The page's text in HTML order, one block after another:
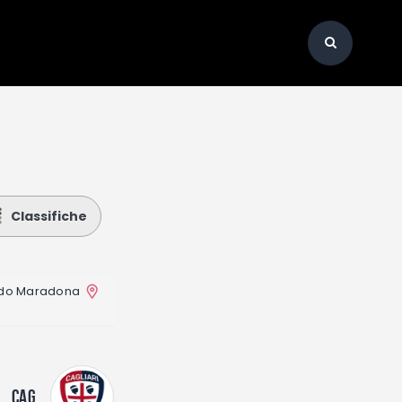
Classifiche
Maradona
CAG